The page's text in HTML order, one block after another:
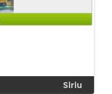
Siriu